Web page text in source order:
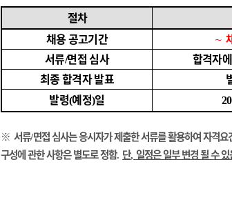
절차
채용 공고기간
∼
서류/면접 심사 합격자
최종 합격자 발표
발령(예정)일
※ 서류/면접 심사는 응시자가 제출한 서류를 활용하여 자격
구성에 관한 사항은 별도로 정함. 단, 일정은 일부 변경 될 수 있